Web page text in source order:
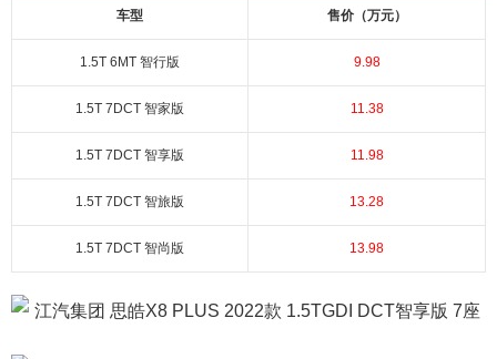
车型 售价（万元）
1.5T 6MT 智行版 9.98
1.5T 7DCT 智家版 11.38
1.5T 7DCT 智享版 11.98
1.5T 7DCT 智旅版 13.28
1.5T 7DCT 智尚版 13.98